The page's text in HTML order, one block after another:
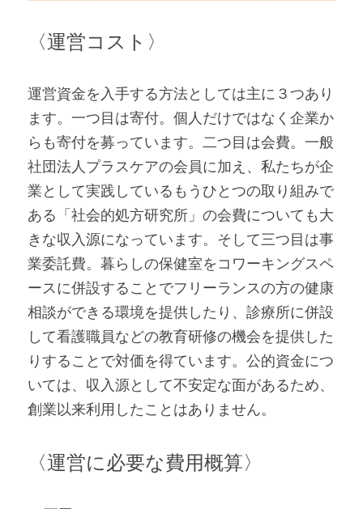
〈運営コスト〉
運営資金を入手する方法としては主に３つあり
ます。一つ目は寄付。個人だけではなく企業か
らも寄付を募っています。二つ目は会費。一般
社団法人プラスケアの会員に加え、私たちが企
業として実践しているもうひとつの取り組みで
ある「社会的処方研究所」の会費についても大
きな収入源になっています。そして三つ目は事
業委託費。暮らしの保健室をコワーキングスペ
ースに併設することでフリーランスの方の健康
相談ができる環境を提供したり、診療所に併設
して看護職員などの教育研修の機会を提供した
りすることで対価を得ています。公的資金につ
いては、収入源として不安定な面があるため、
創業以来利用したことはありません。
〈運営に必要な費用概算〉